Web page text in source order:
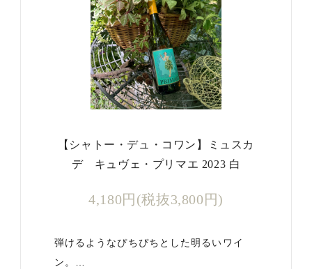
【シャトー・デュ・コワン】ミュスカ
デ キュヴェ・プリマエ 2023 白
4,180円(税抜3,800円)
弾けるようなぴちぴちとした明るいワイ
ン。…